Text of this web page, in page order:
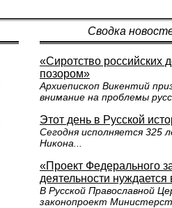
Сводка
«Сиротство российских
позором»
Архиепископ Викентий
внимание на проблемы
Этот день в Русской
Сегодня исполняется 325
Никона...
«Проект Федерального
деятельности нуждается
В Русской Православной
законопроект